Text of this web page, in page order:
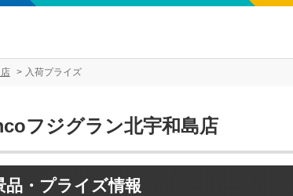
入荷プライズ
フジグラン北宇和島店
品・プライズ情報